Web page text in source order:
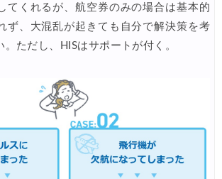
てくれるが、航空券のみの場合は基本的
ず、大混乱が起きても自分で解決策を考
。ただし、HISはサポートが付く。